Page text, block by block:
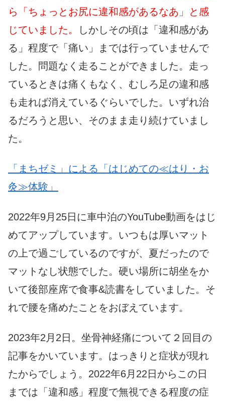
ら「ちょっとお尻に違和感があるなあ」と感
じていました。
しかしその頃は「違和感があ
る」程度で「痛い」までは行っていませんで
した。問題なく走ることができました。走っ
ているときは痛くもなく、むしろ足の違和感
も走れば消えているぐらいでした。いずれ治
るだろうと思い、そのまま走り続けていまし
た。
「まちゼミ」による「はじめての≪はり・お
灸≫体験」
2022年9月25日に車中泊のYouTube動画をはじ
めてアップしています。いつもは厚いマット
の上で過ごしているのですが、夏だったので
マットなし状態でした。硬い場所に胡坐をか
いて後部座席で食事&読書をしていました。そ
れで腰を痛めたことをおぼえています。
2023年2月2日。坐骨神経痛について２回目の
記事をかいています。はっきりと症状が現れ
たからでしょう。2022年6月22日からこの日
までは「違和感」程度で無視できる程度の症